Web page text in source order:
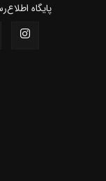
پايگاه